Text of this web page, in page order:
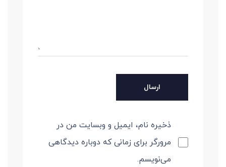
ذخیره نام، ایمیل و وبسایت من در
مرورگر برای زمانی که دوباره دیدگاهی
می‌نویسم.